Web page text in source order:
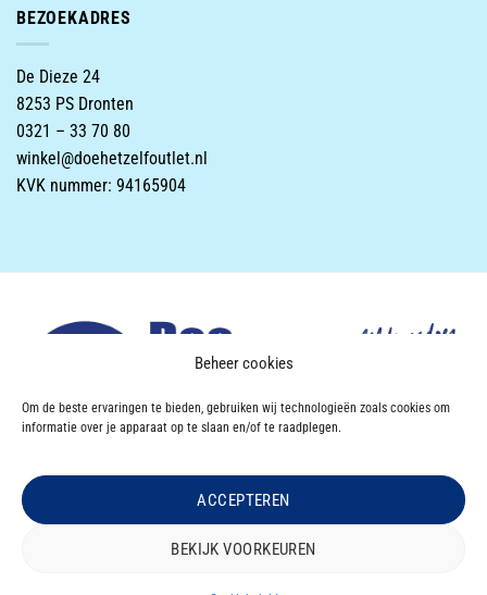
Beheer cookies
Om de beste ervaringen te bieden, gebruiken wij technologieën zoals cookies om
informatie over je apparaat op te slaan en/of te raadplegen.
ACCEPTEREN
BEKIJK VOORKEUREN
BEZOEKADRES
De Dieze 24
8253 PS Dronten
0321 – 33 70 80
winkel@doehetzelfoutlet.nl
KVK nummer: 94165904
OVER DOEHETZELF OUTLET CONTACT